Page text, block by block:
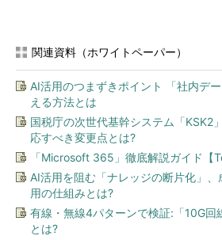
ンターネット認証サービス」で実装されている。
（2）これをクリックすると、コンポーネント
がインストールされる。
手順2―IASログの設定
基本的には、以上の手順1だけでIASサ
おり、何もしなくてもRADIUSサービス
ている。ただしRADIUSクライアントか
るためには、クライアントの情報を登録
関連資料（ホワイトペーパー）
AI活用のつまずきポイント 「社内デ
える方法とは
国税庁の次世代基幹システム「KSK2
応すべき変更点とは?
「Microsoft 365」徹底解説ガイド【
AI活用を阻む「ナレッジの断片化」
用の仕組みとは?
有線・無線4パターンで検証:「10G回
とは?